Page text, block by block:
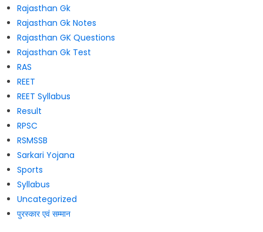
Rajasthan Gk
Rajasthan Gk Notes
Rajasthan GK Questions
Rajasthan Gk Test
RAS
REET
REET Syllabus
Result
RPSC
RSMSSB
Sarkari Yojana
Sports
Syllabus
Uncategorized
पुरस्कार एवं सम्मान